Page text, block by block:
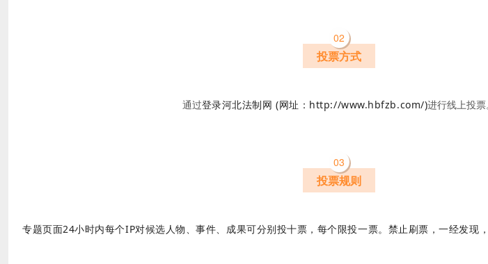
02
投票方式
通过登录河北法制网 (网址：http://www.hbfzb.com/)进行线上投票
03
投票规则
专题页面24小时内每个IP对候选人物、事件、成果可分别投十票，每个限投一票。禁止刷票，一经发现